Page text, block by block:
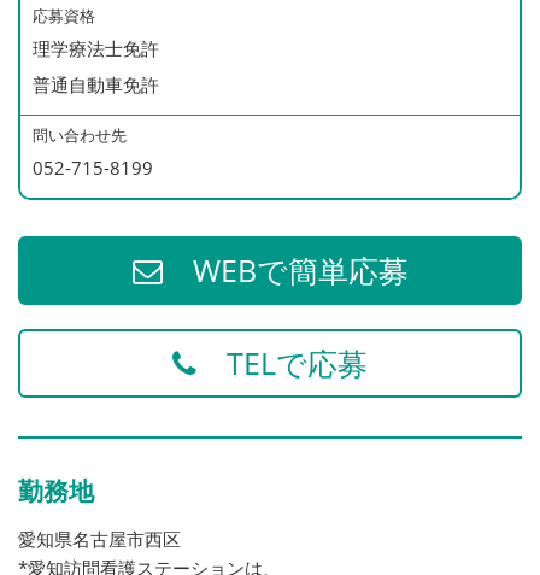
応募資格
理学療法士免許
普通自動車免許
問い合わせ先
052-715-8199
WEBで簡単応募
TELで応募
勤務地
愛知県名古屋市西区
*愛知訪問看護ステーションは、